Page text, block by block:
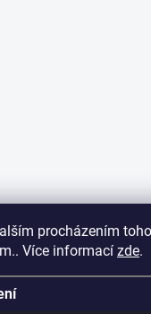
procházením
Více informací zde.